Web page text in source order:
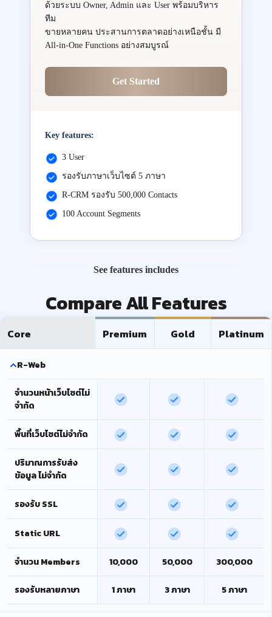
ด้วยระบบ Owner, Admin และ User พร้อมบริหาร
ทีม
ขายหลายคน ประสานการตลาดอย่างเหนือชั้น มี
All-in-One Functions อย่างสมบูรณ์
Get Started
Key features:
3 User
รองรับภาษาเว็บไซต์ 5 ภาษา
R-CRM รองรับ 500,000 Contacts
100 Account Segments
See features includes
Compare All Features
Core Premium Gold Platinum
R-Web
จำนวนหน้าเว็บไซต์ไม่
จำกัด
พื้นที่เว็บไซต์ไม่จำกัด
ปริมาณการรับส่ง
ข้อมูล ไม่จำกัด
รองรับ SSL
Static URL
จำนวน Members 10,000 50,000 300,000
รองรับหลายภาษา 1 ภาษา 3 ภาษา 5 ภาษา